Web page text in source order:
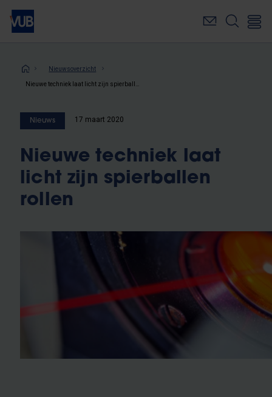
Overslaan
naar
inhoudKruimelpad
Nieuwsoverzicht
Nieuws 17 maart 2020
Nieuwe techniek laat
licht zijn spierballen
rollen